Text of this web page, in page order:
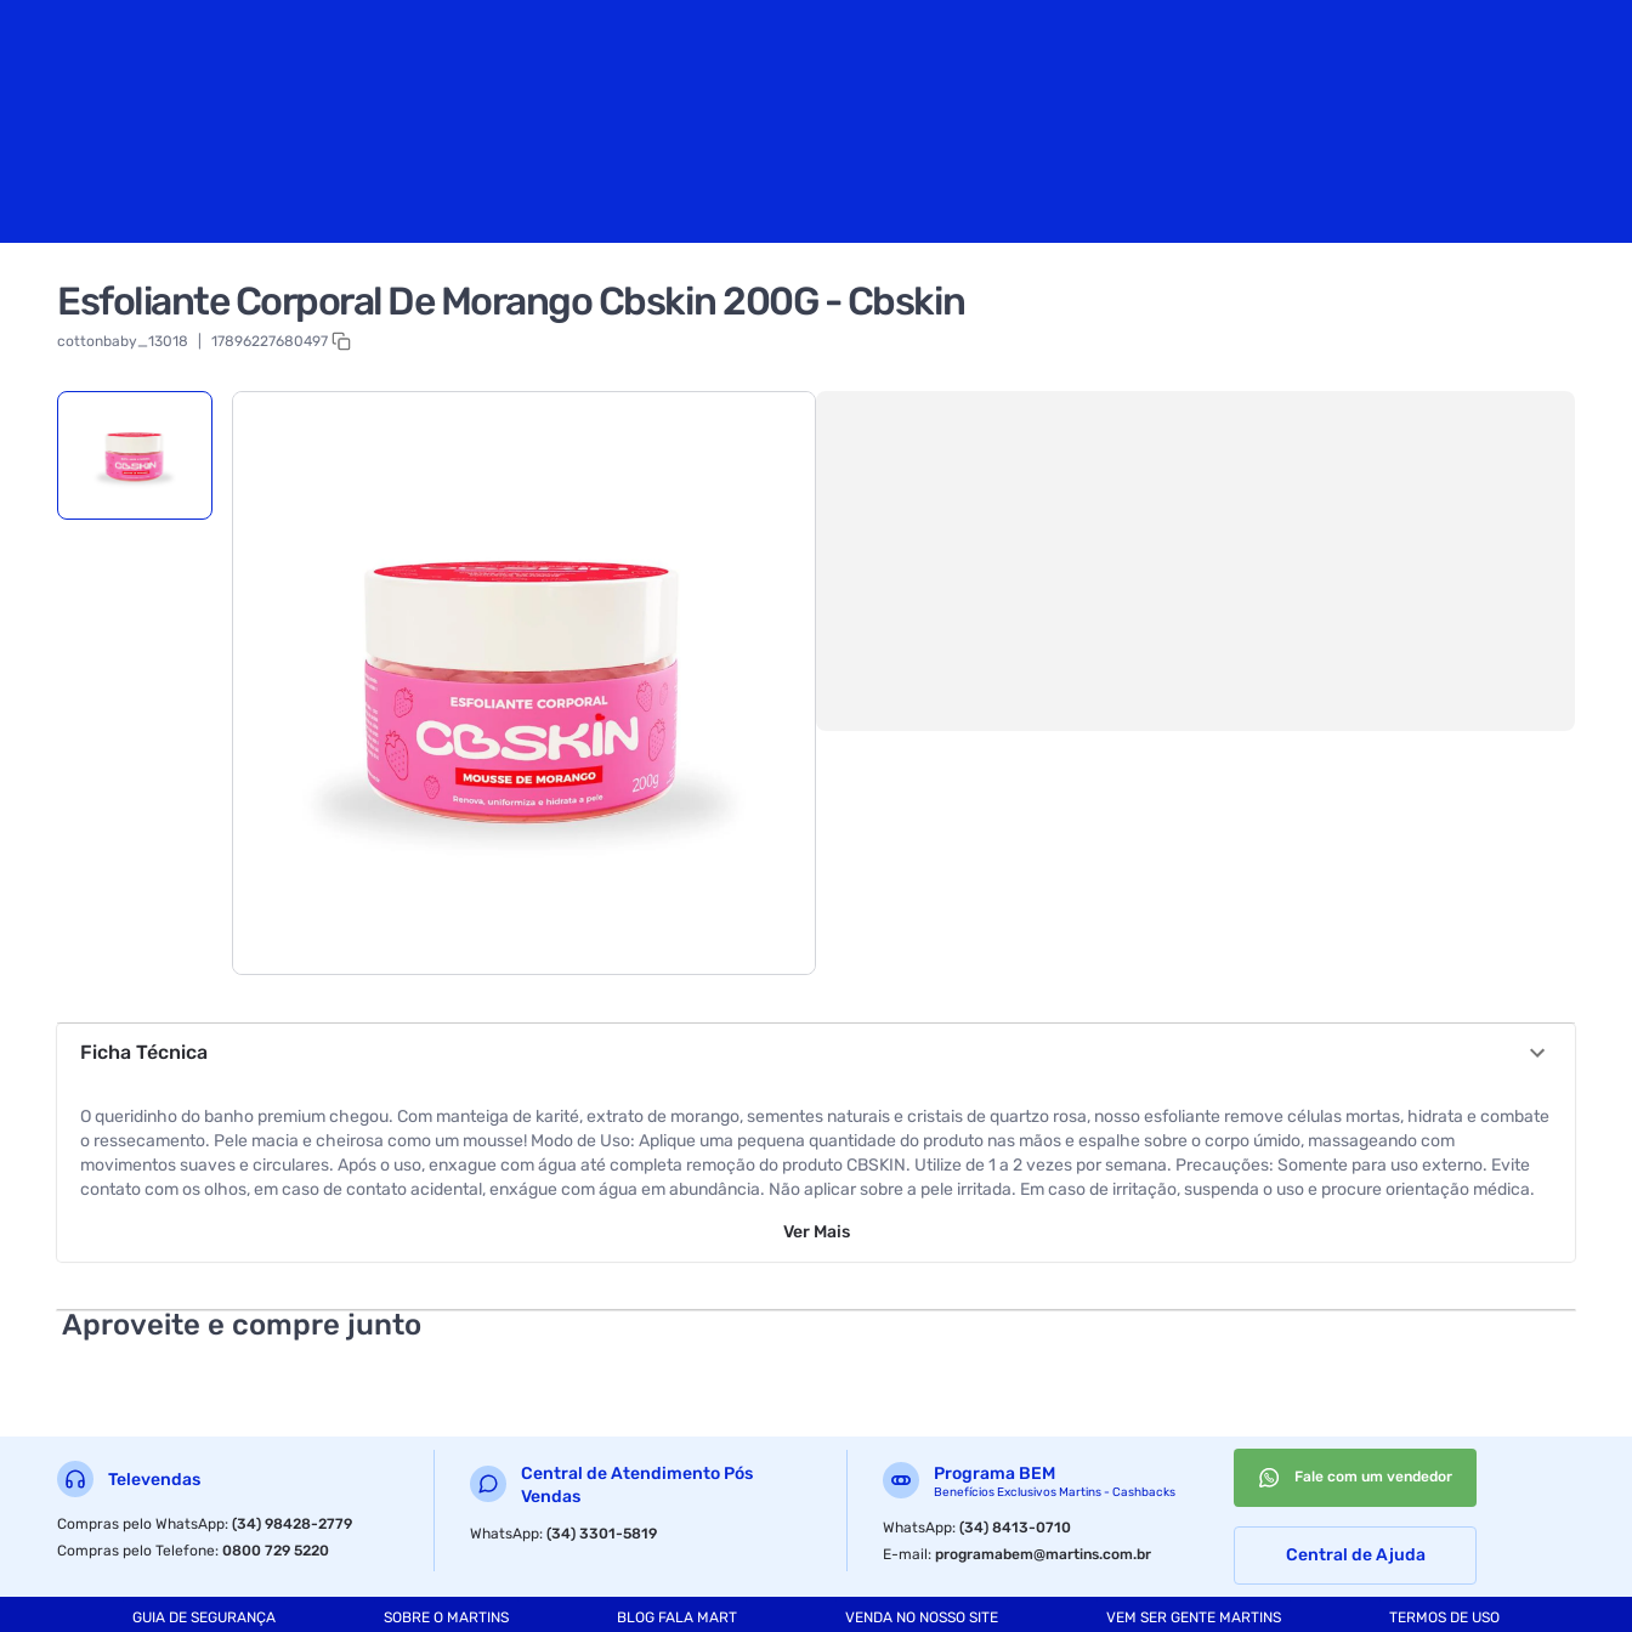
Esfoliante Corporal De Morango Cbskin 200G - Cbskin
cottonbaby_13018 17896227680497
Ficha Técnica
O queridinho do banho premium chegou. Com manteiga de karité, extrato de morango, sementes naturais e cristais de quartzo rosa, nosso esfoliante remove células mortas, hidrata e combate
o ressecamento. Pele macia e cheirosa como um mousse! Modo de Uso: Aplique uma pequena quantidade do produto nas mãos e espalhe sobre o corpo úmido, massageando com
movimentos suaves e circulares. Após o uso, enxague com água até completa remoção do produto CBSKIN. Utilize de 1 a 2 vezes por semana. Precauções: Somente para uso externo. Evite
contato com os olhos, em caso de contato acidental, enxágue com água em abundância. Não aplicar sobre a pele irritada. Em caso de irritação, suspenda o uso e procure orientação médica.
Ver Mais
Aproveite e compre junto
Televendas
Compras pelo WhatsApp:(34) 98428-2779
Compras pelo Telefone:0800 729 5220
Central de Atendimento Pós
Vendas
WhatsApp:(34) 3301-5819
Programa BEM
Benefícios Exclusivos Martins - Cashbacks
WhatsApp:(34) 8413-0710
E-mail:programabem@martins.com.br
Fale com um vendedor
Central de Ajuda
GUIA DE SEGURANÇA SOBRE O MARTINS BLOG FALA MART VENDA NO NOSSO SITE VEM SER GENTE MARTINS TERMOS DE USO